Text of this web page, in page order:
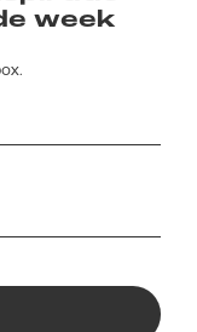
week